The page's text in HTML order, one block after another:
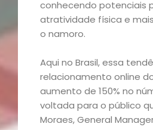
conhecendo potenciais
atratividade física e
o namoro.
Aqui no Brasil, essa
relacionamento online
aumento de 150% no
voltada para o público
Moraes, General